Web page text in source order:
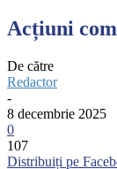
Acțiuni
De către
Redactor
-
8 decembrie 2025
0
107
Distribuiți pe